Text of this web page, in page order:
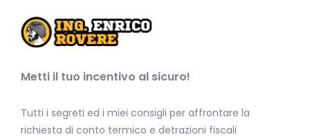
Metti il tuo incentivo al sicuro!
Tutti i segreti ed i miei consigli per affrontare la
richiesta di conto termico e detrazioni fiscali